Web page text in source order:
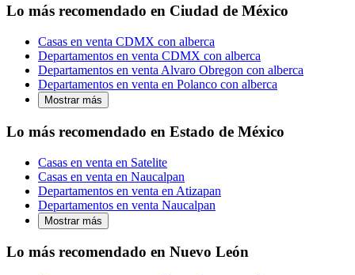
Lo más recomendado en Ciudad de México
Casas en venta CDMX con alberca
Departamentos en venta CDMX con alberca
Departamentos en venta Alvaro Obregon con alberca
Departamentos en venta en Polanco con alberca
Mostrar más
Lo más recomendado en Estado de México
Casas en venta en Satelite
Casas en venta en Naucalpan
Departamentos en venta en Atizapan
Departamentos en venta Naucalpan
Mostrar más
Lo más recomendado en Nuevo León